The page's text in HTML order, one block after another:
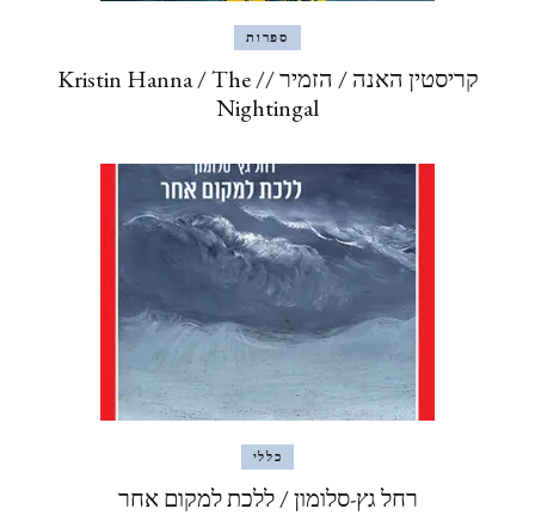
ספרות
קריסטין האנה / הזמיר // Kristin Hanna / The
Nightingal
כללי
רחל גץ-סלומון / ללכת למקום אחר